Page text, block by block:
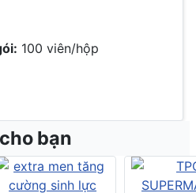
100 viên/hộp
bạn